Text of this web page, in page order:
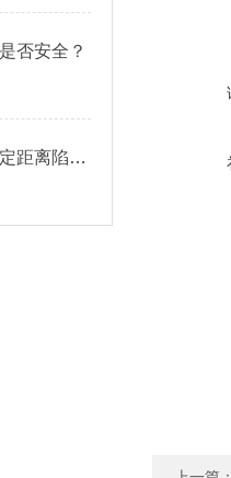
否安全？
硫化氢泄漏检测：警惕固定距离陷阱！